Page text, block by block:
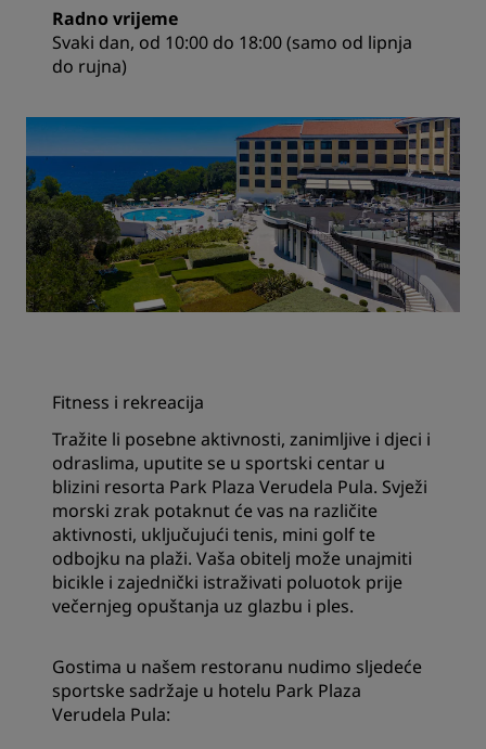
Radno vrijeme
Svaki dan, od 10:00 do 18:00 (samo od lipnja
do rujna)
Fitness i rekreacija
Tražite li posebne aktivnosti, zanimljive i djeci i
odraslima, uputite se u sportski centar u
blizini resorta Park Plaza Verudela Pula. Svježi
morski zrak potaknut će vas na različite
aktivnosti, uključujući tenis, mini golf te
odbojku na plaži. Vaša obitelj može unajmiti
bicikle i zajednički istraživati poluotok prije
večernjeg opuštanja uz glazbu i ples.
Gostima u našem restoranu nudimo sljedeće
sportske sadržaje u hotelu Park Plaza
Verudela Pula: